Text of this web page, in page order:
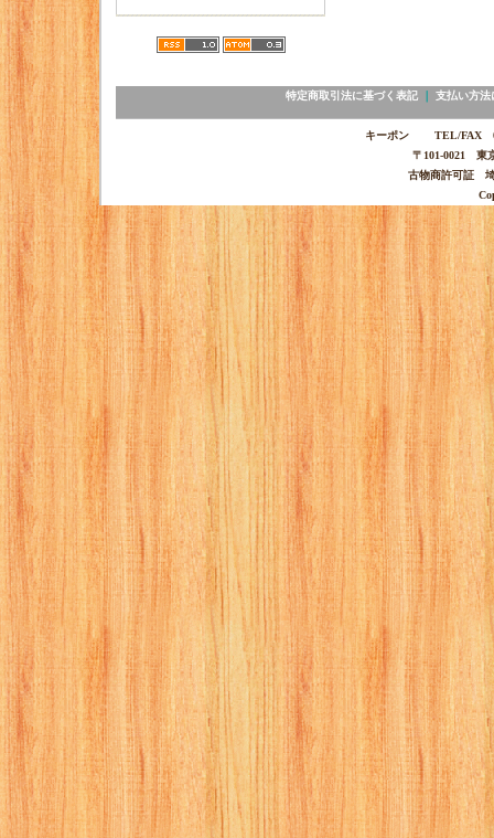
特定商取引法に基づく表記｜ 支払い方法
キーポン TEL/FAX
〒101-0021 東
古物商許可証